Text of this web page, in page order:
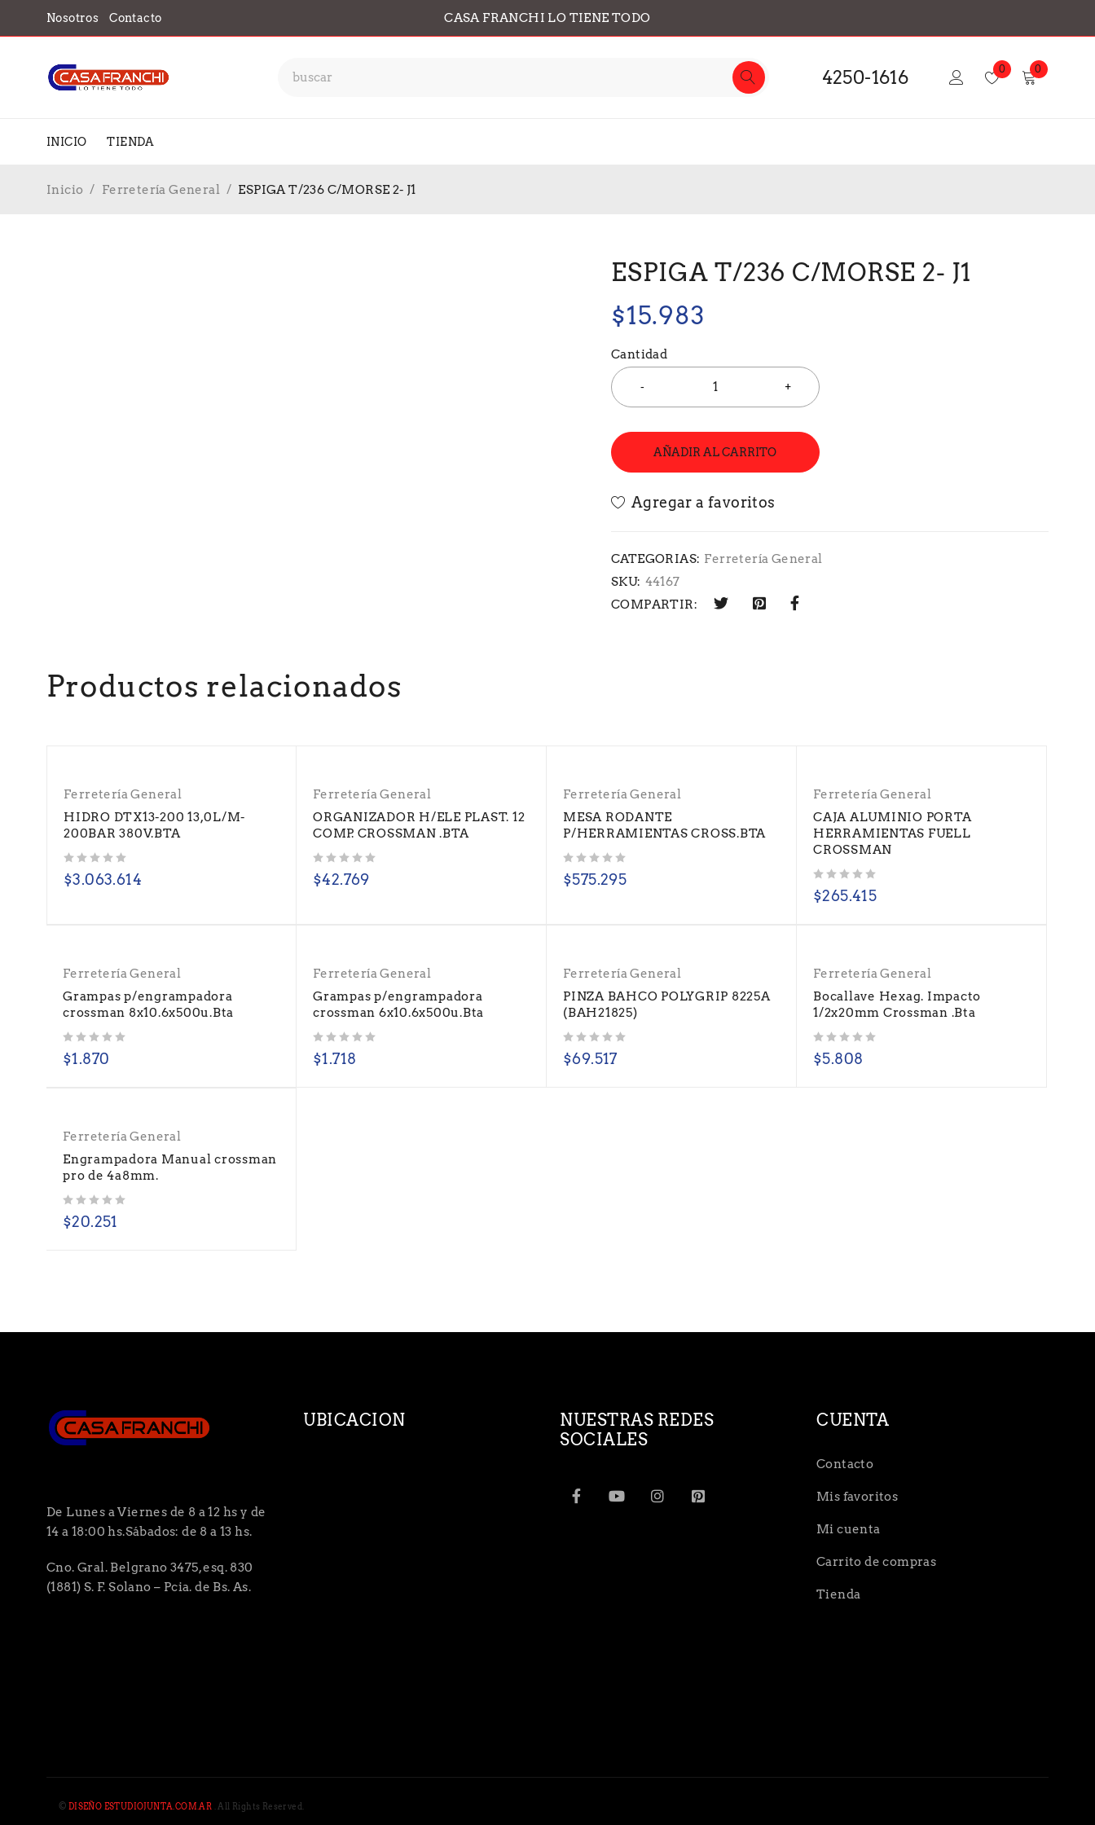
Nosotros Contacto CASA FRANCHI LO TIENE TODO
4250-1616 0 0
INICIO TIENDA
Inicio / Ferretería General / ESPIGA T/236 C/MORSE 2- J1
ESPIGA T/236 C/MORSE 2- J1
$15.983
Cantidad
AÑADIR AL CARRITO
CATEGORIAS: Ferretería General
SKU: 44167
COMPARTIR:
Productos relacionados
Ferretería General
HIDRO DTX13-200 13,0L/M-
200BAR 380V.BTA
$3.063.614
Ferretería General
ORGANIZADOR H/ELE PLAST. 12
COMP. CROSSMAN .BTA
$42.769
Ferretería General
MESA RODANTE
P/HERRAMIENTAS CROSS.BTA
$575.295
Ferretería General
CAJA ALUMINIO PORTA
HERRAMIENTAS FUELL
CROSSMAN
$265.415
Ferretería General
Grampas p/engrampadora
crossman 8x10.6x500u.Bta
$1.870
Ferretería General
Grampas p/engrampadora
crossman 6x10.6x500u.Bta
$1.718
Ferretería General
PINZA BAHCO POLYGRIP 8225A
(BAH21825)
$69.517
Ferretería General
Bocallave Hexag. Impacto
1/2x20mm Crossman .Bta
$5.808
Ferretería General
Engrampadora Manual crossman
pro de 4a8mm.
$20.251
De Lunes a Viernes de 8 a 12 hs y de
14 a 18:00 hs.Sábados: de 8 a 13 hs.
Cno. Gral. Belgrano 3475, esq. 830
(1881) S. F. Solano – Pcia. de Bs. As.
UBICACION
NUESTRAS REDES
SOCIALES
CUENTA
Contacto
Mis favoritos
Mi cuenta
Carrito de compras
Tienda
© DISEÑO ESTUDIOJUNTA.COM.AR . All Rights Reserved.